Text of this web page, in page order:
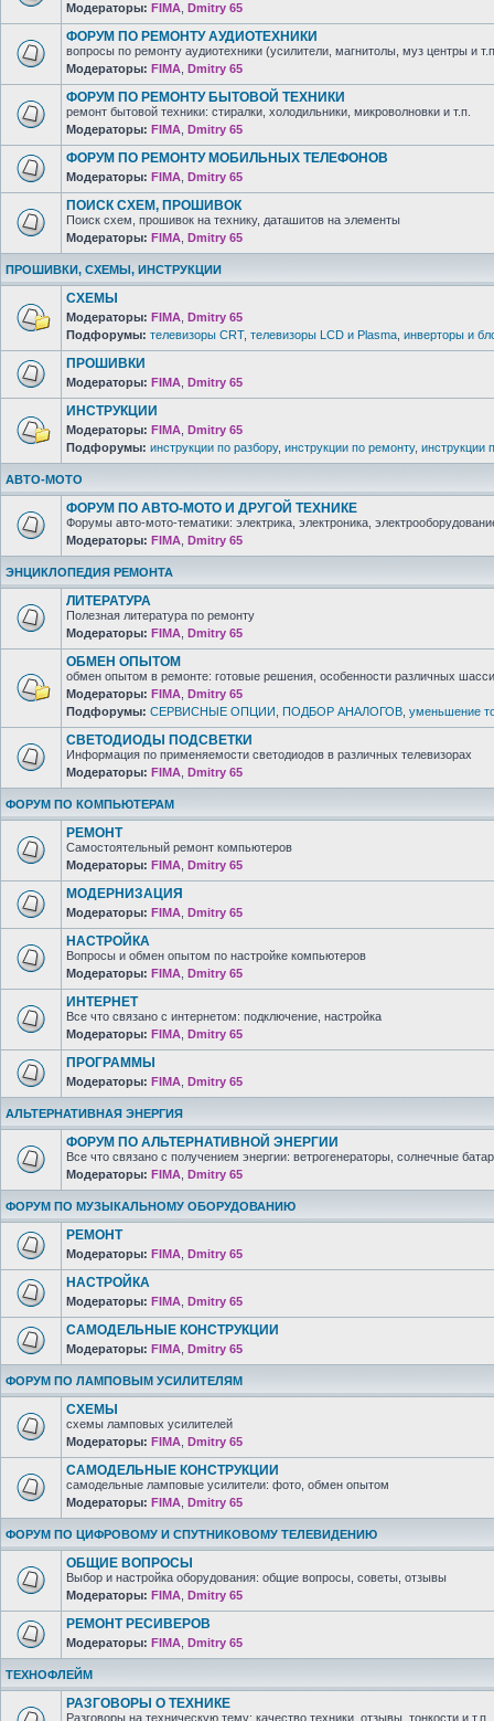
Модераторы: FIMA Dmitry 65
ФОРУМ ПО РЕМОНТУ АУДИОТЕХНИКИ
вопросы по ремонту аудиотехники (усилители, магнитолы, муз центры и
Модераторы: FIMA Dmitry 65
ФОРУМ ПО РЕМОНТУ БЫТОВОЙ ТЕХНИКИ
ремонт бытовой техники: стиралки, холодильники, микроволновки и т.п.
Модераторы: FIMA Dmitry 65
ФОРУМ ПО РЕМОНТУ МОБИЛЬНЫХ ТЕЛЕФОНОВ
Модераторы: FIMA Dmitry 65
ПОИСК СХЕМ, ПРОШИВОК
Поиск схем, прошивок на технику, даташитов на элементы
Модераторы: FIMA Dmitry 65
ПРОШИВКИ, СХЕМЫ, ИНСТРУКЦИИ
СХЕМЫ
Модераторы: FIMA Dmitry 65
Подфорумы: телевизоры CRT, телевизоры LCD и Plasma инверторы и
ПРОШИВКИ
Модераторы: FIMA Dmitry 65
ИНСТРУКЦИИ
Модераторы: FIMA Dmitry 65
Подфорумы: инструкции по разбору, инструкции по ремонту, инструкции
АВТО-МОТО
ФОРУМ ПО АВТО-МОТО И ДРУГОЙ ТЕХНИКЕ
Форумы авто-мото-тематики: электрика, электроника,
Модераторы: FIMA Dmitry 65
ЭНЦИКЛОПЕДИЯ РЕМОНТА
ЛИТЕРАТУРА
Полезная литература по ремонту
Модераторы: FIMA Dmitry 65
ОБМЕН ОПЫТОМ
обмен опытом в ремонте: готовые решения, особенности различных
Модераторы: FIMA Dmitry 65
Подфорумы: СЕРВИСНЫЕ ОПЦИИ ПОДБОР АНАЛОГОВ уменьшение
СВЕТОДИОДЫ ПОДСВЕТКИ
Информация по применяемости светодиодов в различных телевизорах
Модераторы: FIMA Dmitry 65
ФОРУМ ПО КОМПЬЮТЕРАМ
РЕМОНТ
Самостоятельный ремонт компьютеров
Модераторы: FIMA Dmitry 65
МОДЕРНИЗАЦИЯ
Модераторы: FIMA Dmitry 65
НАСТРОЙКА
Вопросы и обмен опытом по настройке компьютеров
Модераторы: FIMA Dmitry 65
ИНТЕРНЕТ
Все что связано с интернетом: подключение, настройка
Модераторы: FIMA Dmitry 65
ПРОГРАММЫ
Модераторы: FIMA Dmitry 65
АЛЬТЕРНАТИВНАЯ ЭНЕРГИЯ
ФОРУМ ПО АЛЬТЕРНАТИВНОЙ ЭНЕРГИИ
Все что связано с получением энергии: ветрогенераторы, солнечные
Модераторы: FIMA Dmitry 65
ФОРУМ ПО МУЗЫКАЛЬНОМУ ОБОРУДОВАНИЮ
РЕМОНТ
Модераторы: FIMA Dmitry 65
НАСТРОЙКА
Модераторы: FIMA Dmitry 65
САМОДЕЛЬНЫЕ КОНСТРУКЦИИ
Модераторы: FIMA Dmitry 65
ФОРУМ ПО ЛАМПОВЫМ УСИЛИТЕЛЯМ
СХЕМЫ
схемы ламповых усилителей
Модераторы: FIMA Dmitry 65
САМОДЕЛЬНЫЕ КОНСТРУКЦИИ
самодельные ламповые усилители: фото, обмен опытом
Модераторы: FIMA Dmitry 65
ФОРУМ ПО ЦИФРОВОМУ И СПУТНИКОВОМУ ТЕЛЕВИДЕНИЮ
ОБЩИЕ ВОПРОСЫ
Выбор и настройка оборудования: общие вопросы, советы, отзывы
Модераторы: FIMA Dmitry 65
РЕМОНТ РЕСИВЕРОВ
Модераторы: FIMA Dmitry 65
ТЕХНОФЛЕЙМ
РАЗГОВОРЫ О ТЕХНИКЕ
Разговоры на техническую тему: качество техники, отзывы, тонкости и т.п.